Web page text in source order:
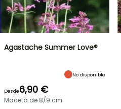
Agastache Summer Love®
No disponible
Desde6,90 €
Maceta de 8/9 cm